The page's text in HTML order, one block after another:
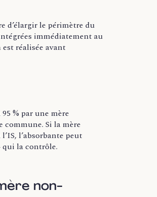
d’élargir le périmètre du
immédiatement au
réalisée avant
% par une mère
commune. Si la mère
l’absorbante peut
qui la contrôle.
non-